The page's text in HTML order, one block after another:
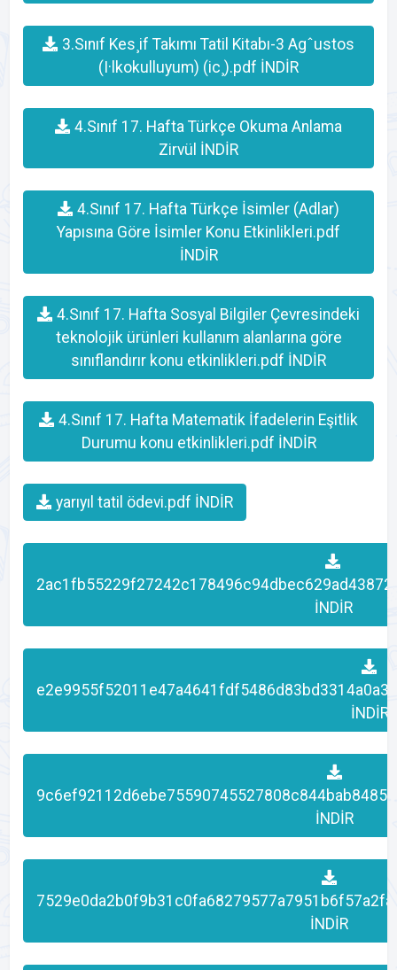
3.Sınıf Kes¸if Takımı Tatil Kitabı-3 Agˆustos
(I·lkokulluyum) (ic¸).pdf İNDİR
4.Sınıf 17. Hafta Türkçe Okuma Anlama
Zirvül İNDİR
4.Sınıf 17. Hafta Türkçe İsimler (Adlar)
Yapısına Göre İsimler Konu Etkinlikleri.pdf
İNDİR
4.Sınıf 17. Hafta Sosyal Bilgiler Çevresindeki
teknolojik ürünleri kullanım alanlarına göre
sınıflandırır konu etkinlikleri.pdf İNDİR
4.Sınıf 17. Hafta Matematik İfadelerin Eşitlik
Durumu konu etkinlikleri.pdf İNDİR
yarıyıl tatil ödevi.pdf İNDİR
İNDİR
İNDİR
İNDİR
İNDİR